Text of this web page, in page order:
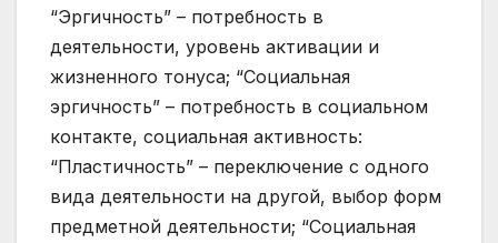
“Эргичность” – потребность в
деятельности, уровень активации и
жизненного тонуса; “Социальная
эргичность” – потребность в социальном
контакте, социальная активность:
“Пластичность” – переключение с одного
вида деятельности на другой, выбор форм
предметной деятельности; “Социальная